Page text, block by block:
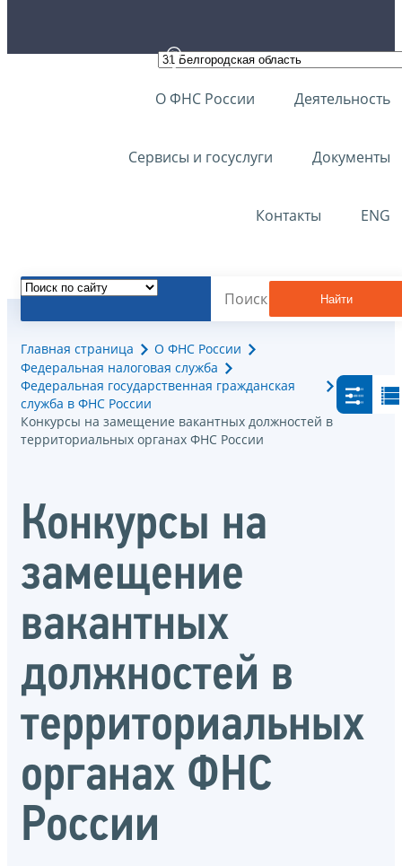
О ФНС России Деятельность
Сервисы и госуслуги Документы
Контакты ENG
Найти
Главная страница
О ФНС России
Федеральная налоговая служба
Федеральная государственная гражданская
служба в ФНС России
Конкурсы на замещение вакантных должностей в
территориальных органах ФНС России
Конкурсы на
замещение
вакантных
должностей в
территориальных
органах ФНС
России